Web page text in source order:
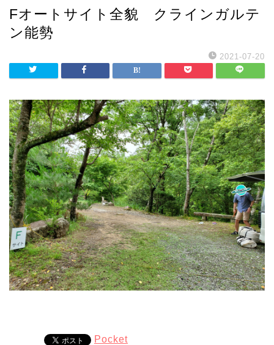
Fオートサイト全貌 クラインガルテ
ン能勢
2021-07-20
Pocket